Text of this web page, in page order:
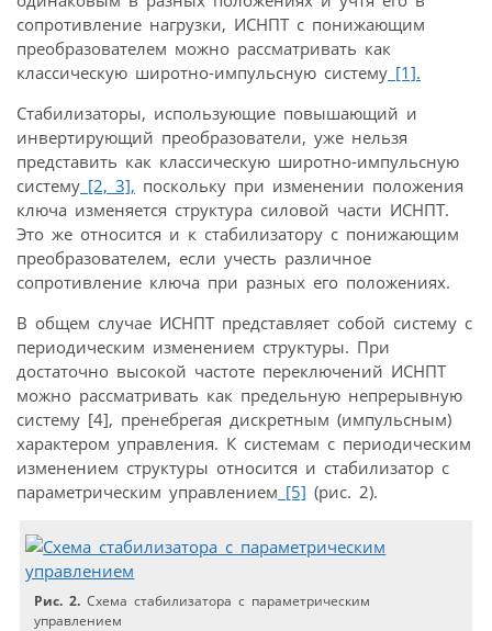
сопротивление нагрузки, ИСНПТ с понижающим
преобразователем можно рассматривать как
классическую широтно-импульсную систему [1].
Стабилизаторы, использующие повышающий и
инвертирующий преобразователи, уже нельзя
представить как классическую широтно-импульсную
систему [2, 3], поскольку при изменении положения
ключа изменяется структура силовой части ИСНПТ.
Это же относится и к стабилизатору с понижающим
преобразователем, если учесть различное
сопротивление ключа при разных его положениях.
В общем случае ИСНПТ представляет собой систему с
периодическим изменением структуры. При
достаточно высокой частоте переключений ИСНПТ
можно рассматривать как предельную непрерывную
систему [4], пренебрегая дискретным (импульсным)
характером управления. К системам с периодическим
изменением структуры относится и стабилизатор с
параметрическим управлением [5] (рис. 2).
Рис. 2. Схема стабилизатора с параметрическим
управлением